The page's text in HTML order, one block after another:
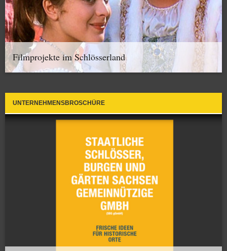
Filmprojekte im Schlösserland
UNTERNEHMENSBROSCHÜRE